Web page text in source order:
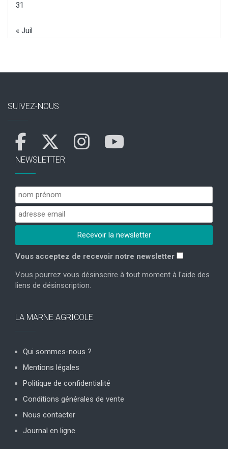
31
« Juil
SUIVEZ-NOUS
NEWSLETTER
Vous acceptez de recevoir notre newsletter
Vous pourrez vous désinscrire à tout moment à l'aide des
liens de désinscription.
LA MARNE AGRICOLE
Qui sommes-nous ?
Mentions légales
Politique de confidentialité
Conditions générales de vente
Nous contacter
Journal en ligne